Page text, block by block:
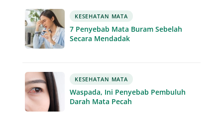
KESEHATAN MATA
7 Penyebab Mata Buram Sebelah
Secara Mendadak
KESEHATAN MATA
Waspada, Ini Penyebab Pembuluh
Darah Mata Pecah